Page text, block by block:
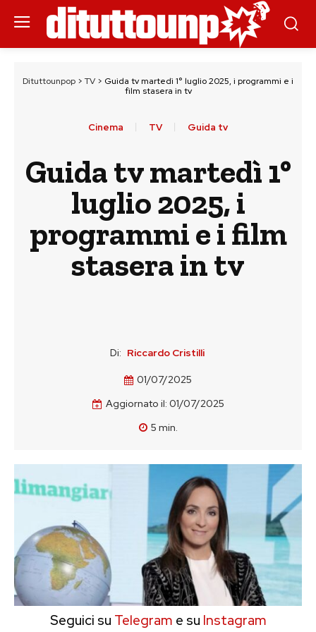
Dituttounpop > TV > Guida tv martedì 1° luglio 2025, i programmi e i
film stasera in tv
Cinema TV Guida tv
Guida tv martedì 1°
luglio 2025, i
programmi e i film
stasera in tv
Di: Riccardo Cristilli
01/07/2025
Aggiornato il: 01/07/2025
5 min.
Seguici su Telegram e su Instagram